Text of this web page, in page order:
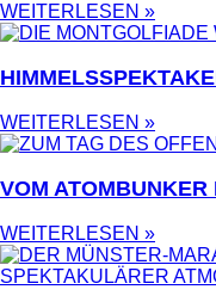
WEITERLESEN »
WEITERLESEN »
VOM
WEITERLESEN »